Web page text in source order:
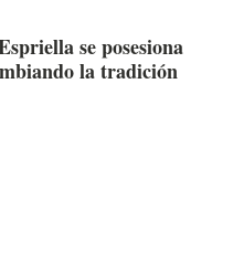
se posesiona
la tradición